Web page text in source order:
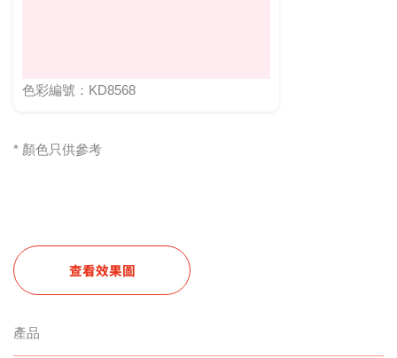
色彩編號：KD8568
* 顏色只供參考
查看效果圖
產品